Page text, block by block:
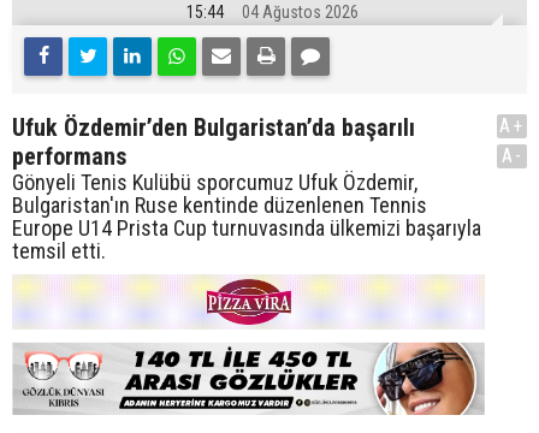
15:44 04 Ağustos 2026
Ufuk Özdemir’den Bulgaristan’da başarılı
performans
Gönyeli Tenis Kulübü sporcumuz Ufuk Özdemir,
Bulgaristan'ın Ruse kentinde düzenlenen Tennis
Europe U14 Prista Cup turnuvasında ülkemizi başarıyla
temsil etti.
A+
A-